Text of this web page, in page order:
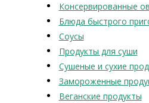
Консервированные
Блюда быстрого
Соусы
Продукты для суши
Сушеные и сухие
Замороженные
Веганские продукты